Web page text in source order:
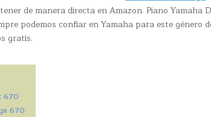
de manera directa en Amazon. Piano Yamaha
podemos confiar en Yamaha para este género
gratis.
670
670